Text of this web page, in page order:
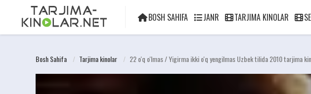
BOSH SAHIFA JANR TARJIMA KINOLAR
Bosh Sahifa Tarjima kinolar 22 o'q o'lmas / Yigirma ikki o'q yengilmas Uzbek tilida 2010 tarjima